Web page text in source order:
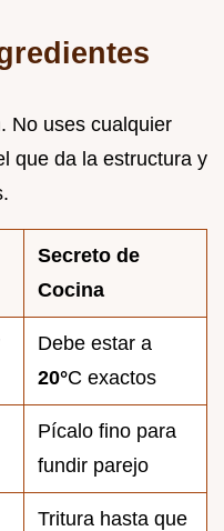
No uses cualquier
que da la estructura y
Secreto de
Cocina
Debe estar a
20°C exactos
Pícalo fino para
fundir parejo
Tritura hasta que